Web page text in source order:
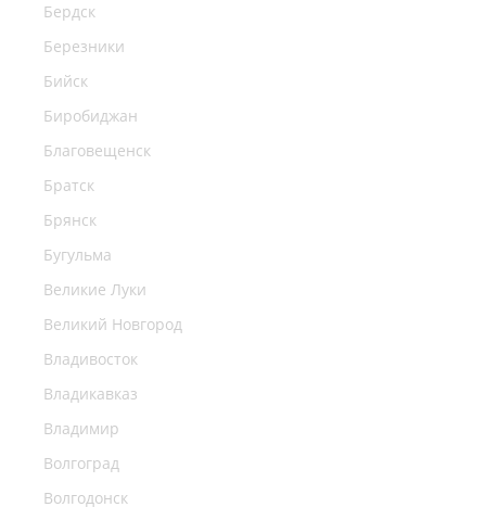
Бердск
Березники
Бийск
Биробиджан
Благовещенск
Братск
Брянск
Бугульма
Великие Луки
Великий Новгород
Владивосток
Владикавказ
Владимир
Волгоград
Волгодонск